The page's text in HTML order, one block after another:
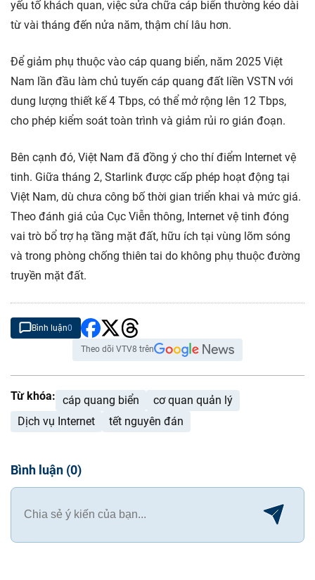
yếu tố khách quan, việc sửa chữa cáp biển thường kéo dài
từ vài tháng đến nửa năm, thậm chí lâu hơn.
Để giảm phụ thuộc vào cáp quang biển, năm 2025 Việt
Nam lần đầu làm chủ tuyến cáp quang đất liền VSTN với
dung lượng thiết kế 4 Tbps, có thể mở rộng lên 12 Tbps,
cho phép kiểm soát toàn trình và giảm rủi ro gián đoạn.
Bên cạnh đó, Việt Nam đã đồng ý cho thí điểm Internet vệ
tinh. Giữa tháng 2, Starlink được cấp phép hoạt động tại
Việt Nam, dù chưa công bố thời gian triển khai và mức giá.
Theo đánh giá của Cục Viễn thông, Internet vệ tinh đóng
vai trò bổ trợ hạ tầng mặt đất, hữu ích tại vùng lõm sóng
và trong phòng chống thiên tai do không phụ thuộc đường
truyền mặt đất.
Bình luận0
Theo dõi VTV8 trên
Từ khóa: cáp quang biển
cơ quan quản lý
Dịch vụ Internet
tết nguyên đán
Bình luận (0)